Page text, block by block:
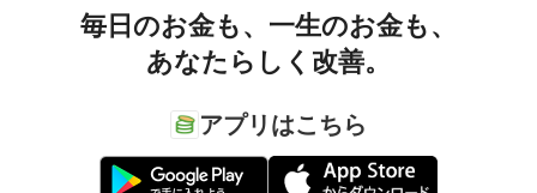
毎日のお金も、 一生のお金も、
あなたらしく改善。
アプリはこちら